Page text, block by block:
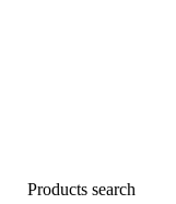
Products search